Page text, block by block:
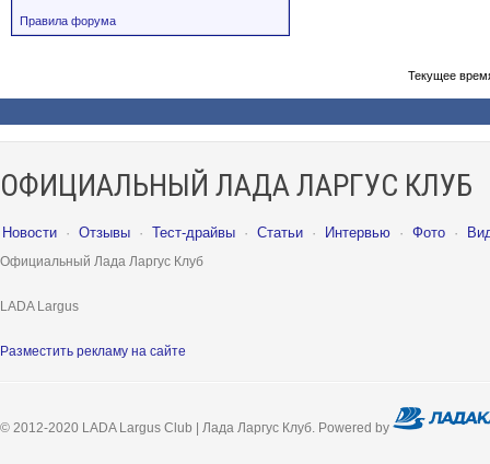
Правила форума
Текущее
ОФИЦИАЛЬНЫЙ ЛАДА ЛАРГУС КЛУБ
Новости · Отзывы · Тест-драйвы · Статьи · Интервью · Фото ·
Официальный Лада Ларгус Клуб
LADA Largus
Разместить рекламу на сайте
© 2012-2020 LADA Largus Club | Лада Ларгус Клуб. Powered by